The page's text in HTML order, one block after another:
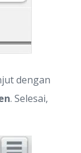
dengan
. Selesai,